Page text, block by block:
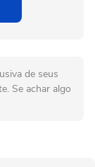
de seus
Se achar algo